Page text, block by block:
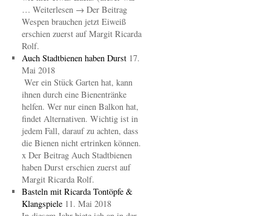
… Weiterlesen → Der Beitrag
Wespen brauchen jetzt Eiweiß
erschien zuerst auf Margit Ricarda
Rolf.
Auch Stadtbienen haben Durst 17.
Mai 2018
Wer ein Stück Garten hat, kann
ihnen durch eine Bienentränke
helfen. Wer nur einen Balkon hat,
findet Alternativen. Wichtig ist in
jedem Fall, darauf zu achten, dass
die Bienen nicht ertrinken können.
x Der Beitrag Auch Stadtbienen
haben Durst erschien zuerst auf
Margit Ricarda Rolf.
Basteln mit Ricarda Tontöpfe &
Klangspiele 11. Mai 2018